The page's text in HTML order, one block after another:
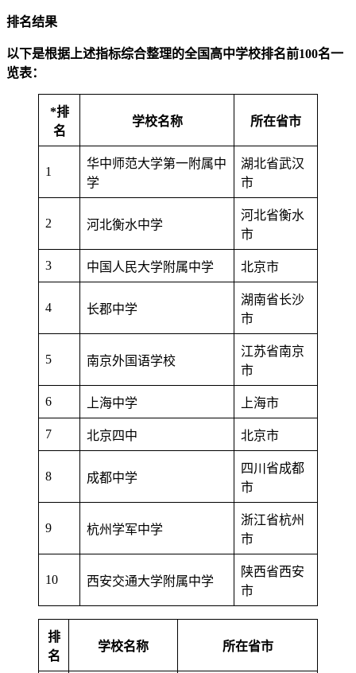
排名结果
以下是根据上述指标综合整理的全国高中学校排名前100名一
览表：
*排
名
学校名称 所在省市
1
华中师范大学第一附属中
学
湖北省武汉
市
2 河北衡水中学
河北省衡水
市
3 中国人民大学附属中学 北京市
4 长郡中学
湖南省长沙
市
5 南京外国语学校
江苏省南京
市
6 上海中学 上海市
7 北京四中 北京市
8 成都中学
四川省成都
市
9 杭州学军中学
浙江省杭州
市
10 西安交通大学附属中学
陕西省西安
市
排
名
学校名称 所在省市